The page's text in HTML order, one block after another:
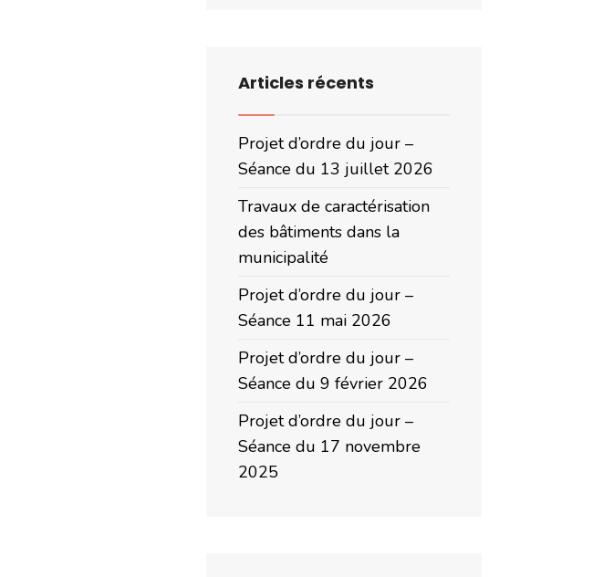
Articles récents
Projet d’ordre du jour –
Séance du 13 juillet 2026
Travaux de caractérisation
des bâtiments dans la
municipalité
Projet d’ordre du jour –
Séance 11 mai 2026
Projet d’ordre du jour –
Séance du 9 février 2026
Projet d’ordre du jour –
Séance du 17 novembre
2025